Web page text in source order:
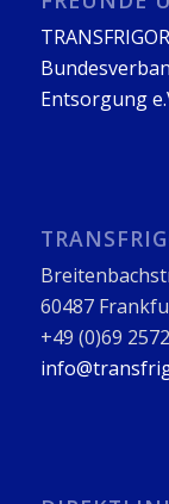
Entsorgung
60487
+49 (0)69